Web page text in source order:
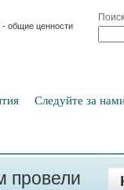
Следуйте за
провели